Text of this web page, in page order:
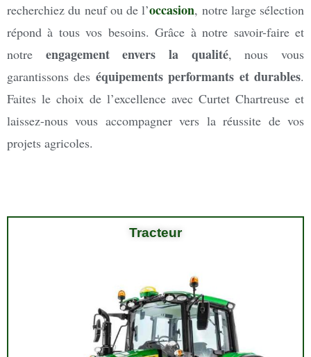
recherchiez du neuf ou de l’occasion, notre large sélection
répond à tous vos besoins. Grâce à notre savoir-faire et
notre engagement envers la qualité, nous vous
garantissons des équipements performants et durables.
Faites le choix de l’excellence avec Curtet Chartreuse et
laissez-nous vous accompagner vers la réussite de vos
projets agricoles.
Tracteur